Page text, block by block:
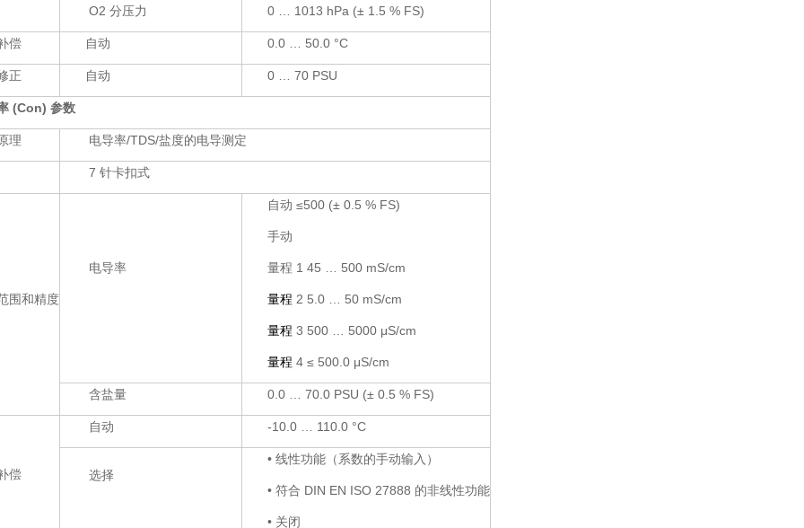
O2 分压力 0 … 1013 hPa (± 1.5 % FS)
偿 自动 0.0 … 50.0 °C
正 自动 0 … 70 PSU
(Con) 参数
理 电导率/TDS/盐度的电导测定
7 针卡扣式
围和精度
电导率
自动 ≤500 (± 0.5 % FS)
手动
量程 1 45 … 500 mS/cm
量程 2 5.0 … 50 mS/cm
量程 3 500 … 5000 μS/cm
量程 4 ≤ 500.0 μS/cm
含盐量 0.0 … 70.0 PSU (± 0.5 % FS)
偿
自动 -10.0 … 110.0 °C
选择
• 线性功能（系数的手动输入）
• 符合 DIN EN ISO 27888 的非线性功能
• 关闭